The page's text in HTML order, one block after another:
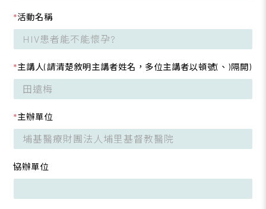
*活動名稱
*主講人(請清楚敘明主講者姓名，多位主講者以頓號(、)隔開)
*主辦單位
協辦單位